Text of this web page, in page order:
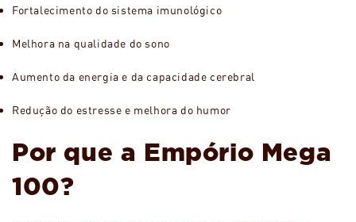
Fortalecimento do sistema imunológico
Melhora na qualidade do sono
Aumento da energia e da capacidade cerebral
Redução do estresse e melhora do humor
Por que a Empório Mega
100?